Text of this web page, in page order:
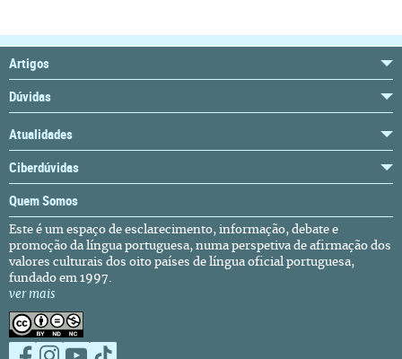
Artigos
Dúvidas
Atualidades
Ciberdúvidas
Quem Somos
Este é um espaço de esclarecimento, informação, debate e
promoção da língua portuguesa, numa perspetiva de afirmação dos
valores culturais dos oito países de língua oficial portuguesa,
fundado em 1997.
ver mais